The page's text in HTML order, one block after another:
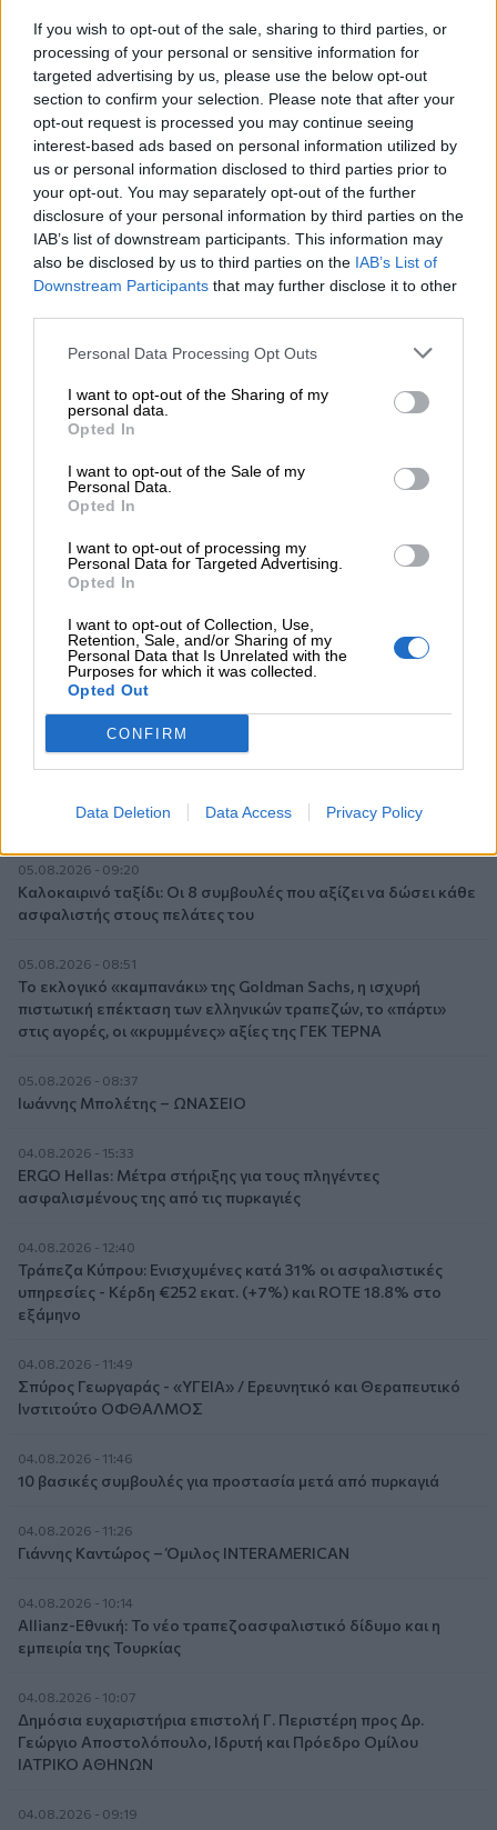
If you wish to opt-out of the sale, sharing to third parties, or
processing of your personal or sensitive information for
targeted advertising by us, please use the below opt-out
section to confirm your selection. Please note that after your
opt-out request is processed you may continue seeing
interest-based ads based on personal information utilized by
us or personal information disclosed to third parties prior to
your opt-out. You may separately opt-out of the further
disclosure of your personal information by third parties on the
IAB’s list of downstream participants. This information may
also be disclosed by us to third parties on the IAB’s List of
Downstream Participants that may further disclose it to other
Personal Data Processing Opt Outs
I want to opt-out of the Sharing of my
personal data.
Opted In
I want to opt-out of the Sale of my
Personal Data.
Opted In
I want to opt-out of processing my
Personal Data for Targeted Advertising.
Opted In
I want to opt-out of Collection, Use,
Retention, Sale, and/or Sharing of my
Personal Data that Is Unrelated with the
Purposes for which it was collected.
Opted Out
CONFIRM
Data Deletion Data Access Privacy Policy
Ροή ειδήσεων Δημοφιλή
Η γαλλική «ψήφος» στο «καλώδιο» και τα συμφέροντα, οι
ελληνικές τράπεζες «πρωταθλήτριες» στα δάνεια, νέο deal
Βαρδινογιάννη- Εξάρχου και ο διπλασιασμός των κερδών της
ΔΕΗ
05.08.2026 - 13:37
Randy Schekman, Νομπελίστας Ιατρικής: «Σε πέντε χρόνια
μπορεί να έχουμε θεραπεία που αναστέλλει την εξέλιξη του
Πάρκινσον»
05.08.2026 - 12:33
παρονομαστή το κοινό συμφέρον
05.08.2026 - 12:11
Αντώνης Βουκλαρής - «ΕΡΡΙΚΟΣ ΝΤΥΝΑΝ»
05.08.2026 - 11:30
διαμεσολαβητών
Ξεκινούν οι αιτήσεις στο vouchers.gov.gr για το Πρόγραμμα
«Τουρισμός για όλους 2026-2027»
05.08.2026 - 10:19
WWF: Περισσότερα από 180.000 στρέμματα καμένων
δασικών εκτάσεων στην Ελλάδα σε λίγες μόλις μέρες
Η Ελλάδα που αντιστέκεται και επιμένει να μην ασφαλίζεται!
05.08.2026 - 09:20
Καλοκαιρινό ταξίδι: Οι 8 συμβουλές που αξίζει να δώσει κάθε
ασφαλιστής στους πελάτες του
05.08.2026 - 08:51
Το εκλογικό «καμπανάκι» της Goldman Sachs, η ισχυρή
πιστωτική επέκταση των ελληνικών τραπεζών, το «πάρτι»
στις αγορές, οι «κρυμμένες» αξίες της ΓΕΚ ΤΕΡΝΑ
05.08.2026 - 08:37
Ιωάννης Μπολέτης – ΩΝΑΣΕΙΟ
04.08.2026 - 15:33
ERGO Hellas: Μέτρα στήριξης για τους πληγέντες
ασφαλισμένους της από τις πυρκαγιές
04.08.2026 - 12:40
Τράπεζα Κύπρου: Ενισχυμένες κατά 31% οι ασφαλιστικές
υπηρεσίες - Κέρδη €252 εκατ. (+7%) και ROTE 18.8% στο
εξάμηνο
04.08.2026 - 11:49
Σπύρος Γεωργαράς - «ΥΓΕΙΑ» / Ερευνητικό και Θεραπευτικό
Ινστιτούτο ΟΦΘΑΛΜΟΣ
04.08.2026 - 11:46
10 βασικές συμβουλές για προστασία μετά από πυρκαγιά
04.08.2026 - 11:26
Γιάννης Καντώρος – Όμιλος INTERAMERICAN
04.08.2026 - 10:14
Allianz-Εθνική: Το νέο τραπεζοασφαλιστικό δίδυμο και η
εμπειρία της Τουρκίας
04.08.2026 - 10:07
Δημόσια ευχαριστήρια επιστολή Γ. Περιστέρη προς Δρ.
Γεώργιο Αποστολόπουλο, Ιδρυτή και Πρόεδρο Ομίλου
ΙΑΤΡΙΚΟ ΑΘΗΝΩΝ
04.08.2026 - 09:19